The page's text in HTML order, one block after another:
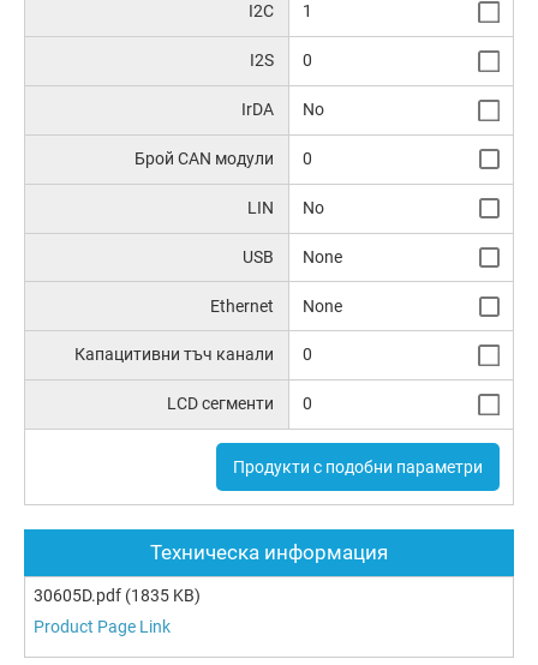
I2C 1
I2S 0
IrDA No
Брой CAN модули 0
LIN No
USB None
Ethernet None
Капацитивни тъч канали 0
LCD сегменти 0
Продукти с подобни параметри
Техническа информация
30605D.pdf (1835 KB)
Product Page Link